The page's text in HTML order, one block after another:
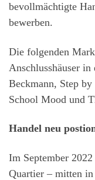
bevollmächtigte
bewerben.
Die folgenden
Anschlusshäuser
Beckmann, Step
School Mood und
Handel neu
Im September
Quartier – mitten